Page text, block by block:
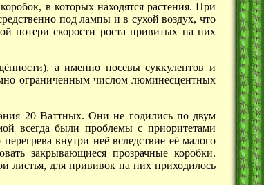
в которых находятся растения. При
под лампы и в сухой воздух, что
потери скорости роста привитых на них
а именно посевы суккулентов и
ограниченным числом люминесцентных
20 Ваттных. Они не годились по двум
всегда были проблемы с приоритетами
внутри неё вследствие её малого
закрывающиеся прозрачные коробки.
листья, для прививок на них приходилось